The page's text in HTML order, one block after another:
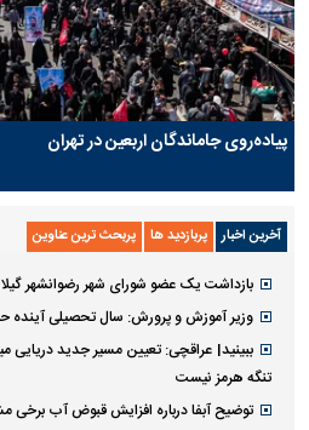
پیاده‌روی جاماندگان اربعین در تهران
آخرین اخبار پربازدید ها پربحث ترین عناوین
بازداشت یک عضو شورای شهر رضوانشهر
وزیر آموزش و پرورش: سال تحصیلی
ببینید| عراقچی: تعیین مسیر جدید دریایی
تنگه هرمز نیست
توضیح آبفا درباره افزایش قبوض آب برخی